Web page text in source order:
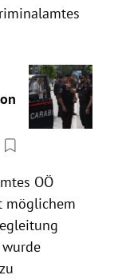
OÖ
möglichem